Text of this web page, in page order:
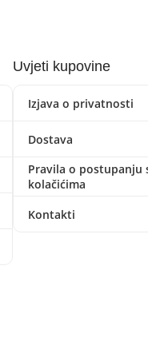
Uvjeti kupovine
Izjava o privatnosti
Dostava
Pravila o postupanju
kolačićima
Kontakti